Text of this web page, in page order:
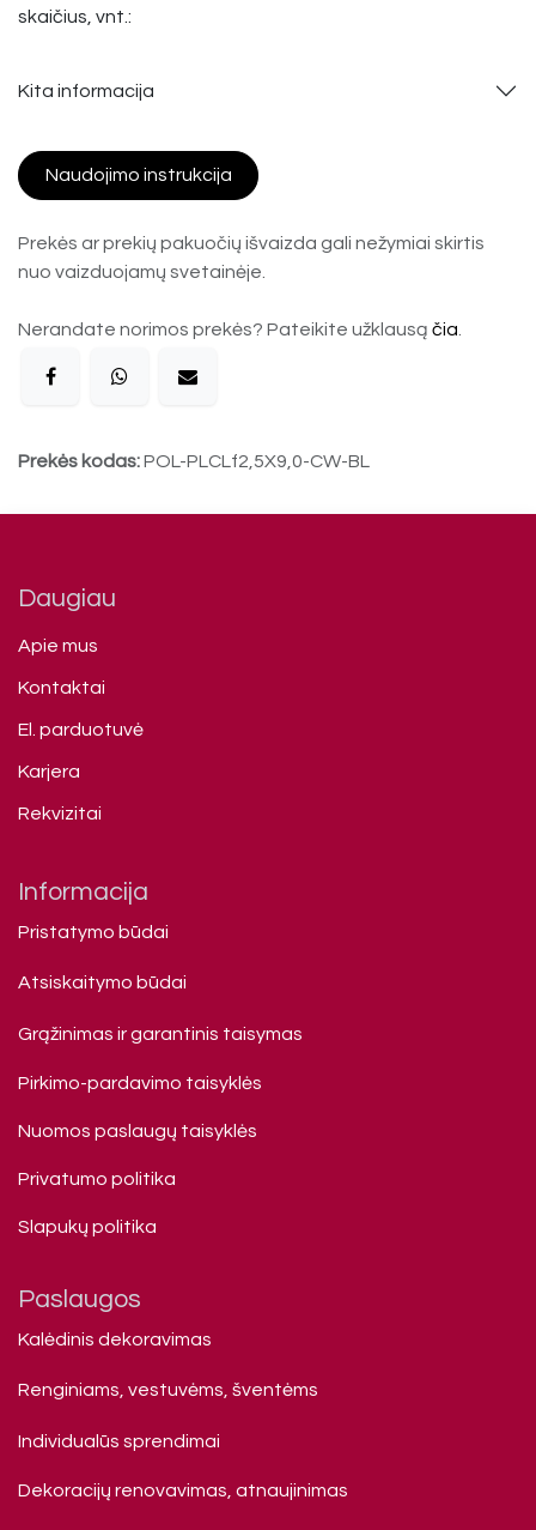
skaičius, vnt.:
Kita informacija
Naudojimo instrukcija
Prekės ar prekių pakuočių išvaizda gali nežymiai skirtis
nuo vaizduojamų svetainėje.
Nerandate norimos prekės? Pateikite užklausą čia
Prekės kodas:POL-PLCLf2,5X9,0-CW-BL
Daugiau
Apie mus
Kontaktai
El. parduotuvė
Karjera
Rekvizitai
Informacija
Pristatymo būdai
Atsiskaitymo būdai
Grąžinimas ir garantinis taisymas
Pirkimo-pardavimo taisyklės
Nuomos paslaugų taisyklės
Privatumo politika
Slapukų politika
Paslaugos
Kalėdinis dekoravimas
Renginiams, vestuvėms, šventėms
Individualūs sprendimai
Dekoracijų renovavimas, atnaujinimas